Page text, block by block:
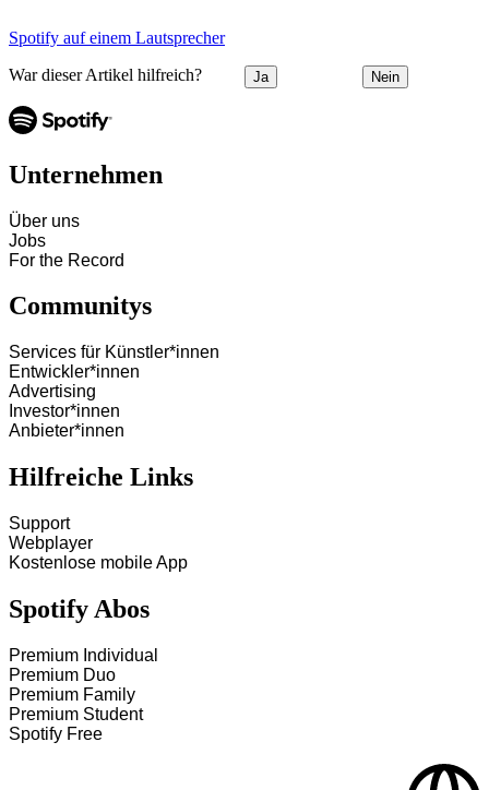
Spotify auf einem Lautsprecher
War dieser Artikel hilfreich? Ja Nein
Unternehmen
Über uns
Jobs
For the Record
Communitys
Services für Künstler*innen
Entwickler*innen
Advertising
Investor*innen
Anbieter*innen
Hilfreiche Links
Support
Webplayer
Kostenlose mobile App
Spotify Abos
Premium Individual
Premium Duo
Premium Family
Premium Student
Spotify Free